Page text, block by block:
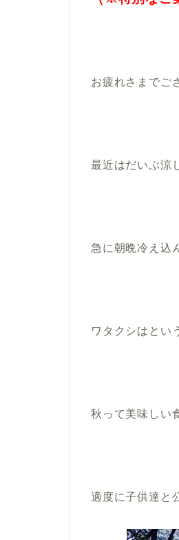
お疲れさまでご
最近はだいぶ涼
急に朝晩冷え込
ワタクシはとい
秋って美味しい
適度に子供達と